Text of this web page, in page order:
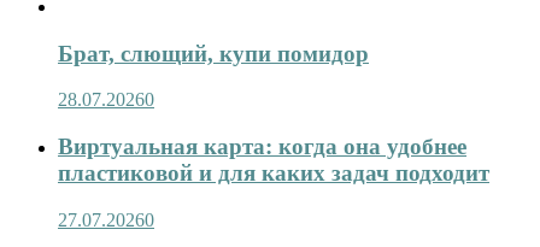
Брат, слющий, купи помидор
28.07.20260
Виртуальная карта: когда она удобнее
пластиковой и для каких задач подходит
27.07.20260